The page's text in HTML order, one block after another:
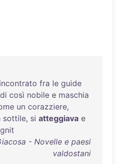
incontrato fra le guide
di così nobile e maschia
un corazziere,
sottile, si atteggiava e
- Novelle e paesi
valdostani